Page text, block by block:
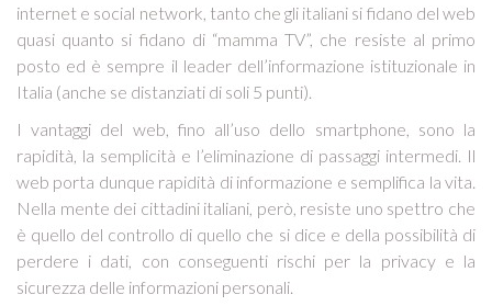
internet e social network, tanto che gli italiani si fidano del web
quasi quanto si fidano di “mamma TV”, che resiste al primo
posto ed è sempre il leader dell’informazione istituzionale in
Italia (anche se distanziati di soli 5 punti).
I vantaggi del web, fino all’uso dello smartphone, sono la
rapidità, la semplicità e l’eliminazione di passaggi intermedi. Il
web porta dunque rapidità di informazione e semplifica la vita.
Nella mente dei cittadini italiani, però, resiste uno spettro che
è quello del controllo di quello che si dice e della possibilità di
perdere i dati, con conseguenti rischi per la privacy e la
sicurezza delle informazioni personali.